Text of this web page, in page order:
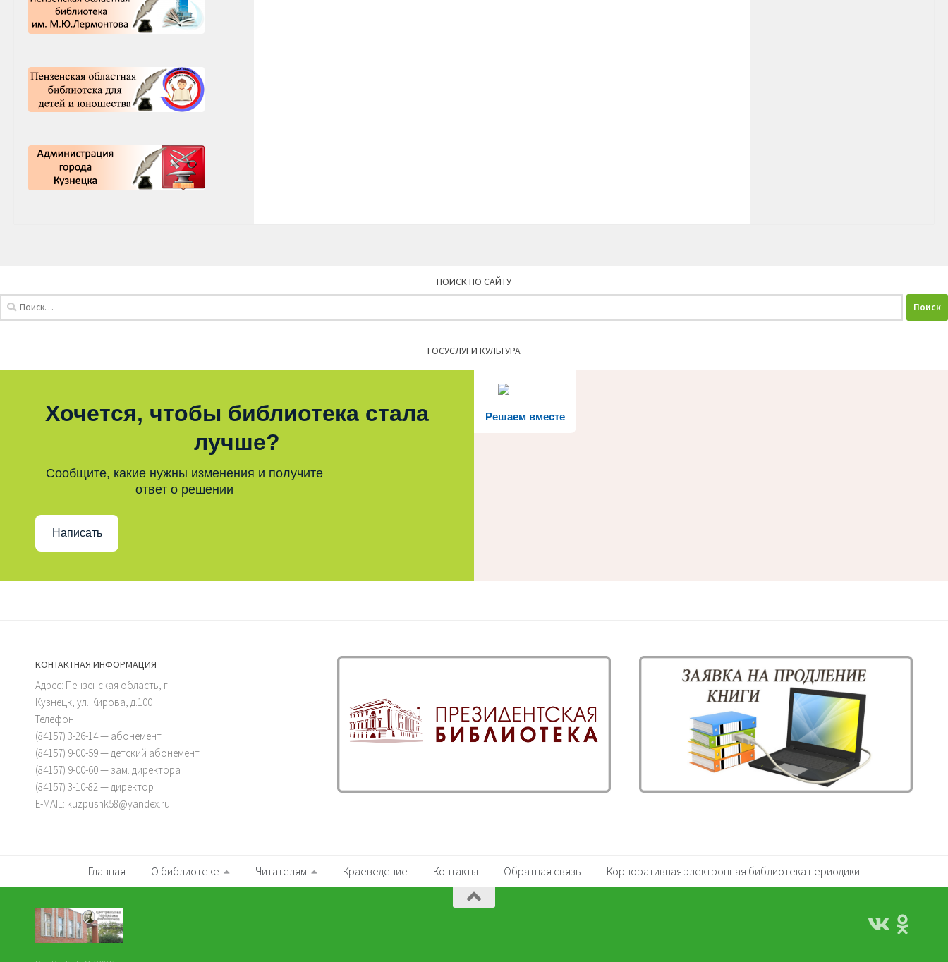
ПОИСК ПО САЙТУ
ГОСУСЛУГИ КУЛЬТУРА
Решаем вместе
Хочется, чтобы библиотека стала
лучше?
Сообщите, какие нужны изменения и получите
ответ о решении
Написать
КОНТАКТНАЯ ИНФОРМАЦИЯ
Адрес: Пензенская область, г.
Кузнецк, ул. Кирова, д.100
Телефон:
(84157) 3-26-14 — абонемент
(84157) 9-00-59 — детский абонемент
(84157) 9-00-60 — зам. директора
(84157) 3-10-82 — директор
E-MAIL: kuzpushk58@yandex.ru
Главная О библиотеке Читателям Краеведение Контакты Обратная связь Корпоративная электронная библиотека периодики